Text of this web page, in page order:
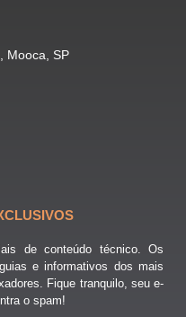
Mooca, SP
de conteúdo técnico. Os
e informativos dos mais
Fique tranquilo, seu e-
o spam!